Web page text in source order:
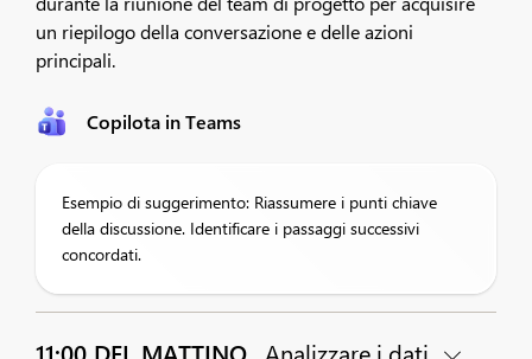
un riepilogo della conversazione e delle azioni
principali.
Copilota in Teams
Esempio di suggerimento: Riassumere i punti chiave
della discussione. Identificare i passaggi successivi
concordati.
11:00 DEL MATTINO Analizzare i dati